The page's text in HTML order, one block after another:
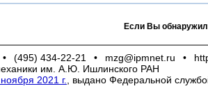
Если Вы
• (495) 434-22-21 • mzg@ipmnet.ru •
им. А.Ю. Ишлинского РАН
2021 г.
, выдано Федеральной